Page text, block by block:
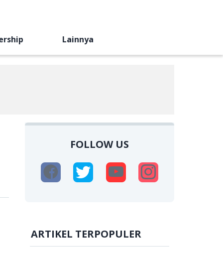
Lainnya
FOLLOW US
ARTIKEL TERPOPULER